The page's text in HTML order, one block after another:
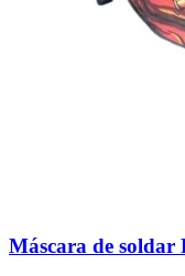
Máscara de soldar